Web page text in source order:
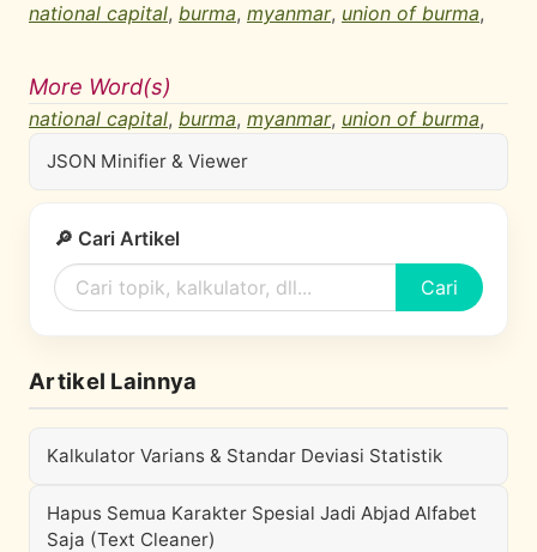
national capital, burma, myanmar, union of burma,
More Word(s)
national capital, burma, myanmar, union of burma,
JSON Minifier & Viewer
🔎 Cari Artikel
Cari
Artikel Lainnya
Kalkulator Varians & Standar Deviasi Statistik
Hapus Semua Karakter Spesial Jadi Abjad Alfabet
Saja (Text Cleaner)